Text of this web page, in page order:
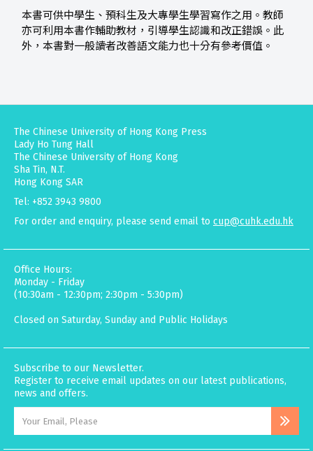
本書可供中學生、預科生及大專學生學習寫作之用。教師
亦可利用本書作輔助教材，引導學生認識和改正錯誤。此
外，本書對一般讀者改善語文能力也十分有參考價值。
The Chinese University of Hong Kong Press
Lady Ho Tung Hall
The Chinese University of Hong Kong
Sha Tin, N.T.
Hong Kong SAR
Tel: +852 3943 9800
For order and enquiry, please send email to cup@cuhk.edu.hk
Office Hours:
Monday - Friday
(10:30am - 12:30pm; 2:30pm - 5:30pm)
Closed on Saturday, Sunday and Public Holidays
Subscribe to our Newsletter.
Register to receive email updates on our latest publications,
news and offers.